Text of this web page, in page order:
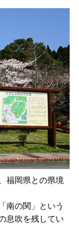
福岡県との県境
南の関」という
息吹を残してい